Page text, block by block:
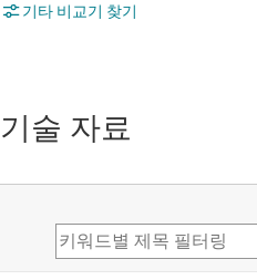
기타 비교기 찾기
기술 자료